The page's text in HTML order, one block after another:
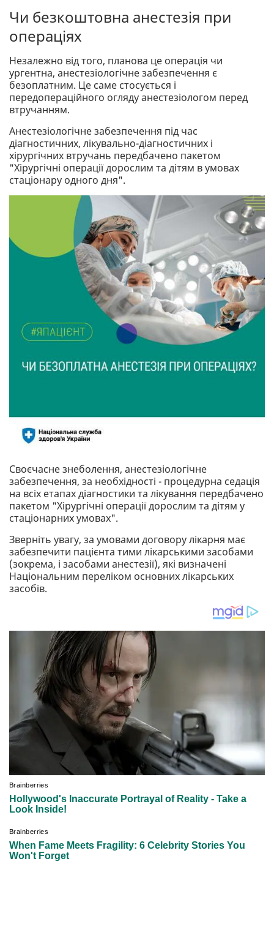
Чи безкоштовна анестезія при
операціях
Незалежно від того, планова це операція чи
ургентна, анестезіологічне забезпечення є
безоплатним. Це саме стосується і
передопераційного огляду анестезіологом перед
втручанням.
Анестезіологічне забезпечення під час
діагностичних, лікувально-діагностичних і
хірургічних втручань передбачено пакетом
"Хірургічні операції дорослим та дітям в умовах
стаціонару одного дня".
Своєчасне знеболення, анестезіологічне
забезпечення, за необхідності - процедурна седація
на всіх етапах діагностики та лікування передбачено
пакетом "Хірургічні операції дорослим та дітям у
стаціонарних умовах".
Зверніть увагу, за умовами договору лікарня має
забезпечити пацієнта тими лікарськими засобами
(зокрема, і засобами анестезії), які визначені
Національним переліком основних лікарських
засобів.